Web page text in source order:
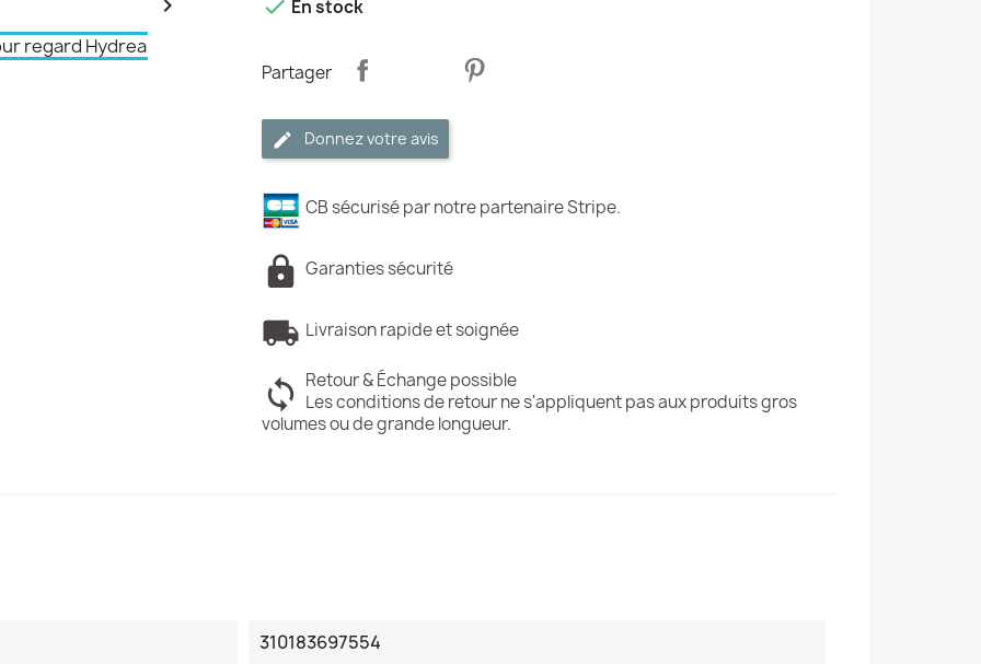
  En stock
Partager
Donnez votre avis
CB sécurisé par notre partenaire Stripe.
Garanties sécurité
Livraison rapide et soignée
Retour & Échange possible
Les conditions de retour ne s'appliquent pas aux produits gros
volumes ou de grande longueur.
310183697554